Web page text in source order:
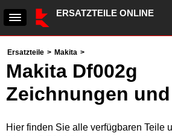
ERSATZTEILE ONLINE
Ersatzteile > Makita >
Makita Df002g
Zeichnungen
Hier finden Sie alle verfügbaren Teile